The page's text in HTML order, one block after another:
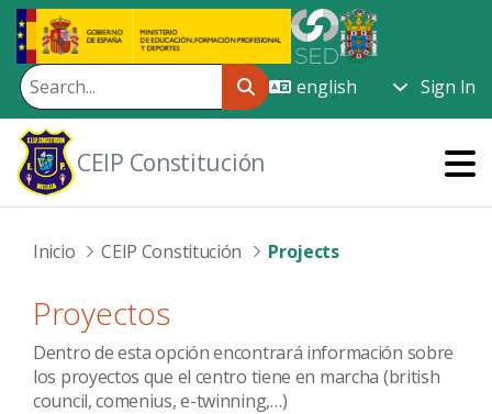
Skip to Main Content
Sign In
CEIP Constitución
Inicio CEIP Constitución Projects
Proyectos
Dentro de esta opción encontrará información sobre
los proyectos que el centro tiene en marcha (british
council, comenius, e-twinning,…)